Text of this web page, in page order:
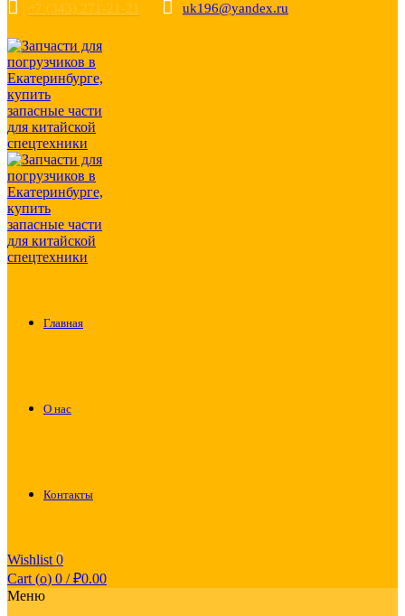
+7 (343) 271-21-21 uk196@yandex.ru
Главная
О нас
Контакты
Wishlist 0
Cart (o) 0 / ₽0.00
Меню